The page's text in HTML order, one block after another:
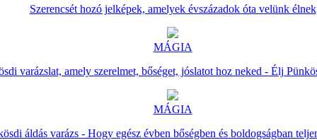
Szerencsét hozó jelképek, amelyek évszázadok óta velünk élnek
MÁGIA
varázslat, amely szerelmet, bőséget, jóslatot hoz neked - Élj
MÁGIA
áldás varázs - Hogy egész évben bőségben és boldogságban